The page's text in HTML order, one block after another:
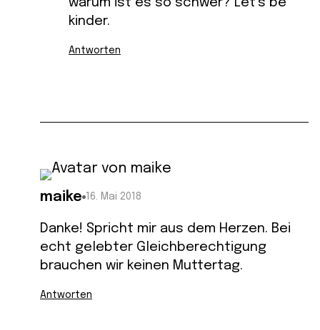
kinder.
Antworten
maike 16. Mai 2018
Danke! Spricht mir aus dem Herzen. Bei
echt gelebter Gleichberechtigung
brauchen wir keinen Muttertag.
Antworten